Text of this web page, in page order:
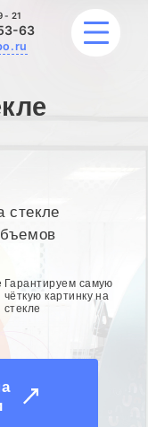
- 21
63
стекле
Гарантируем самую
чёткую картинку на
стекле